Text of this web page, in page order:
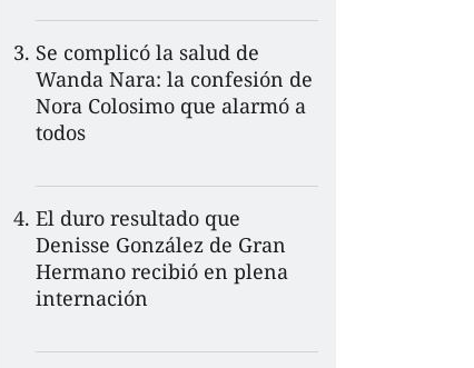
Se complicó la salud de
Wanda Nara: la confesión de
Nora Colosimo que alarmó a
todos
El duro resultado que
Denisse González de Gran
Hermano recibió en plena
internación